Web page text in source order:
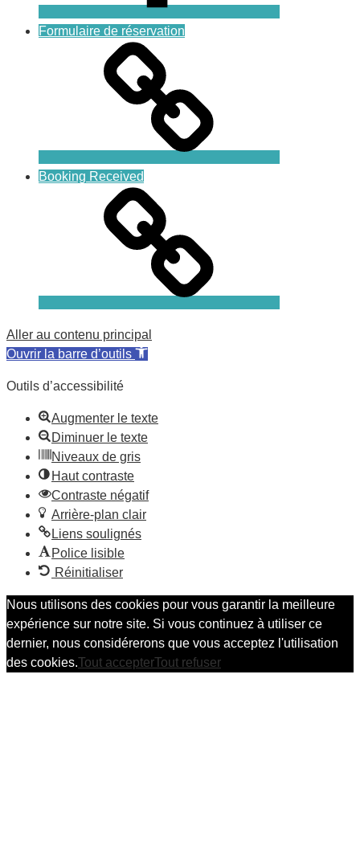
Formulaire de réservation
Booking Received
Aller au contenu principal
Ouvrir la barre d’outils
Outils d’accessibilité
Augmenter le texte
Diminuer le texte
Niveaux de gris
Haut contraste
Contraste négatif
Arrière-plan clair
Liens soulignés
Police lisible
Réinitialiser
Nous utilisons des cookies pour vous garantir la meilleure
expérience sur notre site. Si vous continuez à utiliser ce
dernier, nous considérerons que vous acceptez l'utilisation
des cookies.Tout accepterTout refuser